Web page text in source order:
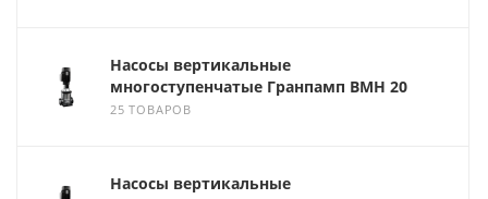
Насосы вертикальные
многоступенчатые Гранпамп ВМН 20
25 ТОВАРОВ
Насосы вертикальные